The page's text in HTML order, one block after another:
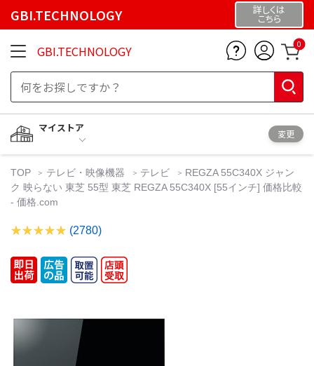
GBI.TECHNOLOGY 詳しくは
こちら
GBI.TECHNOLOGY 0
マイストア
変更
TOP テレビ・映像機器 テレビ
REGZA 55C340X ジャン
ク 映らない 東芝 55型 東芝 REGZA 55C340X [55インチ] 価格比較
- 価格.com
(2780)